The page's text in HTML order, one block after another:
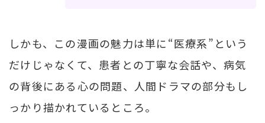
しかも、この漫画の魅力は単に“医療系”という
だけじゃなくて、患者との丁寧な会話や、病気
の背後にある心の問題、人間ドラマの部分もし
っかり描かれているところ。